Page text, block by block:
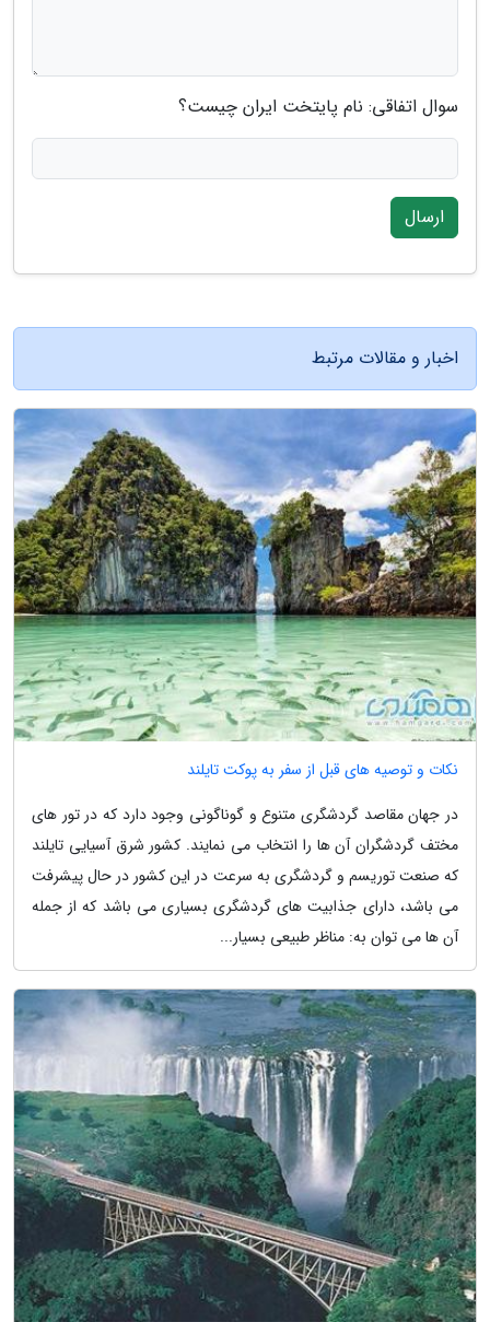
سوال اتفاقی: نام پایتخت ایران چیست؟
ارسال
اخبار و مقالات مرتبط
نکات و توصیه های قبل از سفر به پوکت تایلند
در جهان مقاصد گردشگری متنوع و گوناگونی وجود دارد که در تور های
مختف گردشگران آن ها را انتخاب می نمایند. کشور شرق آسیایی تایلند
که صنعت توریسم و گردشگری به سرعت در این کشور در حال پیشرفت
می باشد، دارای جذابیت های گردشگری بسیاری می باشد که از جمله
آن ها می توان به: مناظر طبیعی بسیار...